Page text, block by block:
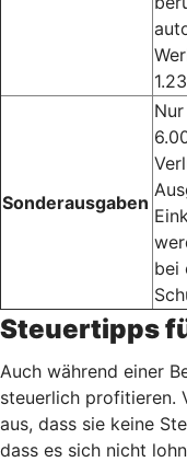
Sonderausgaben
bei
Steuertipps
Auch während einer
steuerlich profitieren.
aus, dass sie keine
dass es sich nicht